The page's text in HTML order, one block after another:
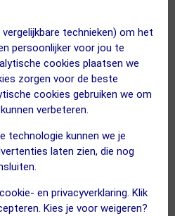
technieken) om het
persoonlijker voor jou te
cookies plaatsen we
zorgen voor de beste
cookies gebruiken we om
verbeteren.
technologie kunnen we je
laten zien, die nog
en privacyverklaring. Klik
Kies je voor weigeren?
AI assistent
SUMMER SALE